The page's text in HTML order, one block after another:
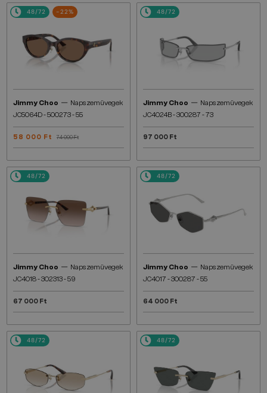
48/72 -22%
Jimmy Choo — Napszemüvegek
JC5064D - 500273 - 55
58 000 Ft 74 000 Ft
48/72
Jimmy Choo — Napszemüvegek
JC4024B - 300287 - 73
97 000 Ft
48/72
Jimmy Choo — Napszemüvegek
JC4018 - 302313 - 59
67 000 Ft
48/72
Jimmy Choo — Napszemüvegek
JC4017 - ​300287 - ​55
64 000 Ft
48/72 48/72